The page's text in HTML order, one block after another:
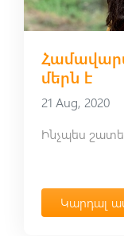
մերն է
21 Aug, 2020
Կարդալ